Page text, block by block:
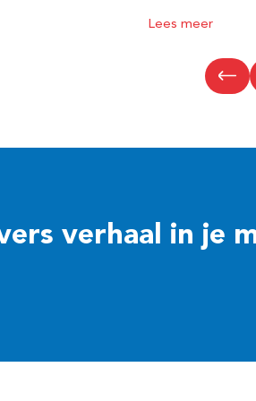
Lees meer
verhaal in je